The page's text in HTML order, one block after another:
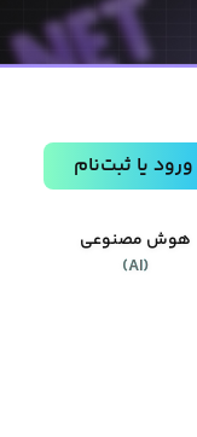
ورود يا ثبت‌نام
هوش مصنوعی
(
AI
)